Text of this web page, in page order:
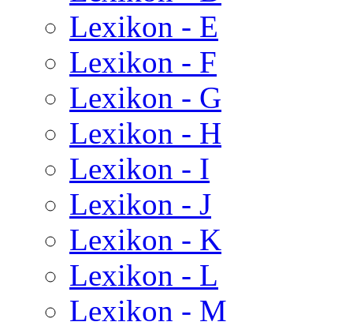
Lexikon - E
Lexikon - F
Lexikon - G
Lexikon - H
Lexikon - I
Lexikon - J
Lexikon - K
Lexikon - L
Lexikon - M